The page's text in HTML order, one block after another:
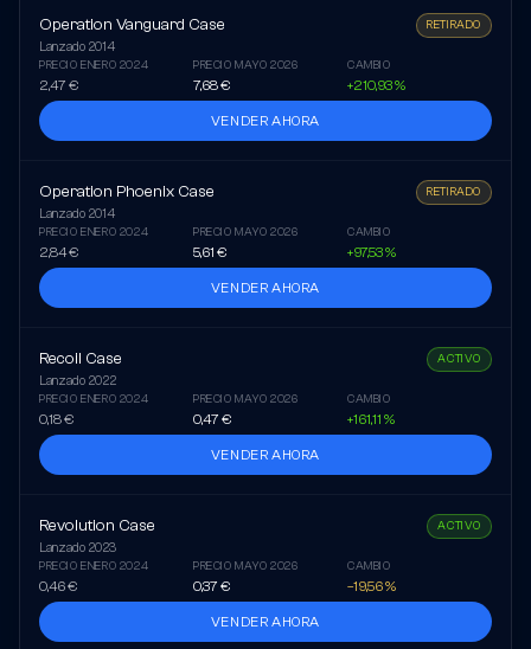
Operation Vanguard Case
Lanzado 2014
RETIRADO
PRECIO ENERO 2024
2,47 €
PRECIO MAYO 2026
7,68 €
CAMBIO
+210,93 %
VENDER AHORA
Operation Phoenix Case
Lanzado 2014
RETIRADO
PRECIO ENERO 2024
2,84 €
PRECIO MAYO 2026
5,61 €
CAMBIO
+97,53 %
VENDER AHORA
Recoil Case
Lanzado 2022
ACTIVO
PRECIO ENERO 2024
0,18 €
PRECIO MAYO 2026
0,47 €
CAMBIO
+161,11 %
VENDER AHORA
Revolution Case
Lanzado 2023
ACTIVO
PRECIO ENERO 2024
0,46 €
PRECIO MAYO 2026
0,37 €
CAMBIO
–19,56 %
VENDER AHORA